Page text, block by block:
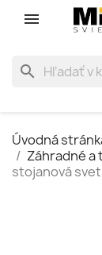
search
Úvodná
Záhradné
stojanová